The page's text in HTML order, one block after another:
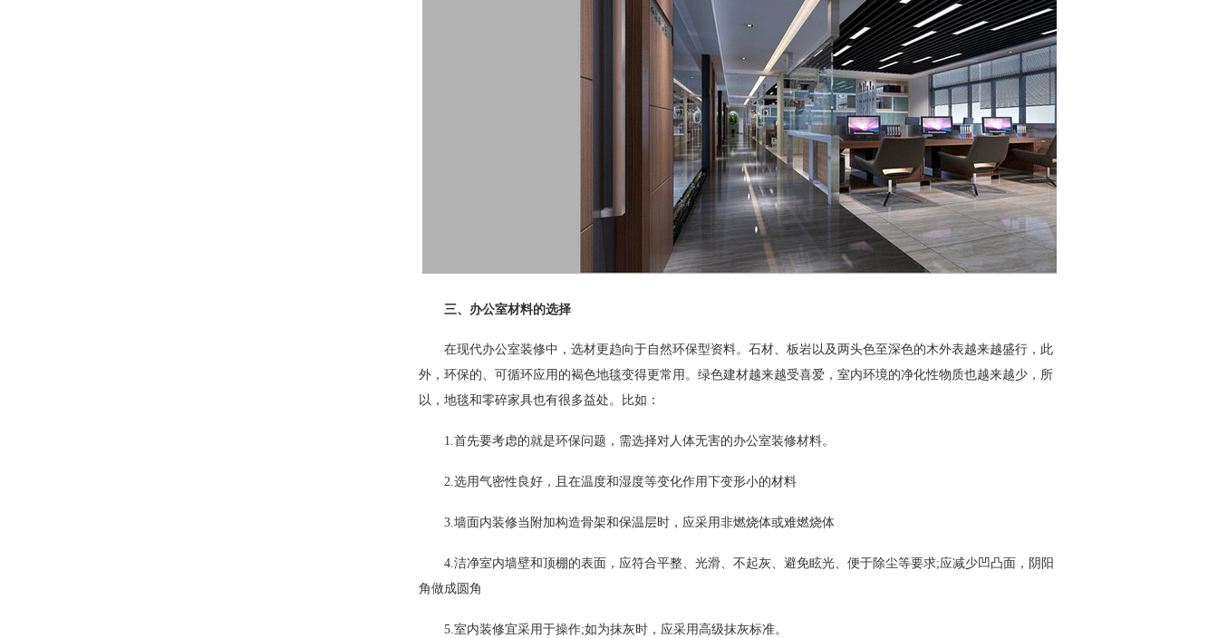
三、办公室材料的选择
在现代办公室装修中，选材更趋向于自然环保型资料。石材、板岩以及两头色至深色的木外表越来越盛行，此
外，环保的、可循环应用的褐色地毯变得更常用。绿色建材越来越受喜爱，室内环境的净化性物质也越来越少，所
以，地毯和零碎家具也有很多益处。比如：
1.首先要考虑的就是环保问题，需选择对人体无害的办公室装修材料。
2.选用气密性良好，且在温度和湿度等变化作用下变形小的材料
3.墙面内装修当附加构造骨架和保温层时，应采用非燃烧体或难燃烧体
4.洁净室内墙壁和顶棚的表面，应符合平整、光滑、不起灰、避免眩光、便于除尘等要求;应减少凹凸面，阴阳
角做成圆角
5.室内装修宜采用于操作;如为抹灰时，应采用高级抹灰标准。